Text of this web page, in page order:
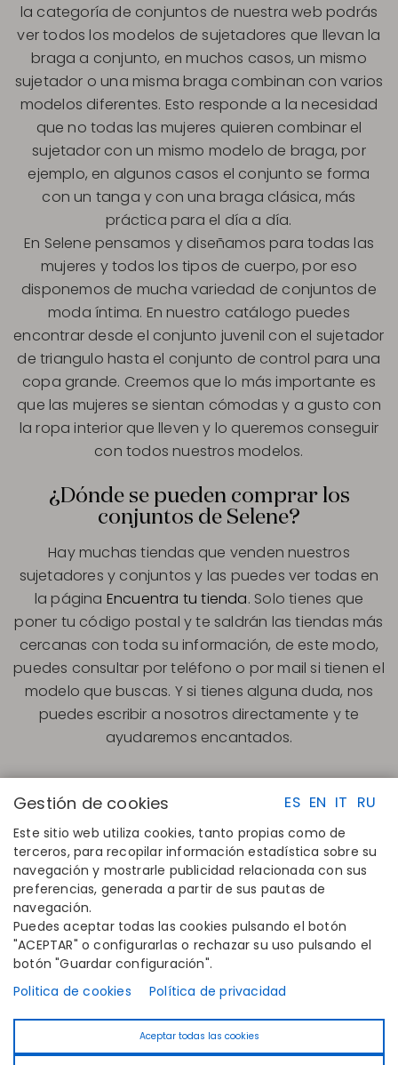
la categoría de conjuntos de nuestra web podrás
ver todos los modelos de sujetadores que llevan la
braga a conjunto, en muchos casos, un mismo
sujetador o una misma braga combinan con varios
modelos diferentes. Esto responde a la necesidad
que no todas las mujeres quieren combinar el
sujetador con un mismo modelo de braga, por
ejemplo, en algunos casos el conjunto se forma
con un tanga y con una braga clásica, más
práctica para el día a día.
En Selene pensamos y diseñamos para todas las
mujeres y todos los tipos de cuerpo, por eso
disponemos de mucha variedad de conjuntos de
moda íntima. En nuestro catálogo puedes
encontrar desde el conjunto juvenil con el sujetador
de triangulo hasta el conjunto de control para una
copa grande. Creemos que lo más importante es
que las mujeres se sientan cómodas y a gusto con
la ropa interior que lleven y lo queremos conseguir
con todos nuestros modelos.
¿Dónde se pueden comprar los
conjuntos de Selene?
Hay muchas tiendas que venden nuestros
sujetadores y conjuntos y las puedes ver todas en
la página Encuentra tu tienda. Solo tienes que
poner tu código postal y te saldrán las tiendas más
cercanas con toda su información, de este modo,
puedes consultar por teléfono o por mail si tienen el
modelo que buscas. Y si tienes alguna duda, nos
puedes escribir a nosotros directamente y te
ayudaremos encantados.
ES EN IT RU
Gestión de cookies
Este sitio web utiliza cookies, tanto propias como de
terceros, para recopilar información estadística sobre su
navegación y mostrarle publicidad relacionada con sus
preferencias, generada a partir de sus pautas de
navegación.
Puedes aceptar todas las cookies pulsando el botón
"ACEPTAR" o configurarlas o rechazar su uso pulsando el
botón "Guardar configuración".
Politica de cookies
Política de privacidad
Aceptar todas las cookies
ENLACES RAPIDOS
Calcula tu talla
Encuentra tu tienda
Únete al directorio
CONTACTO
Disintex 2021 SL
disintex@disintex.es
Conócenos
Blog
Facebook
Linkedin
Youtube
Pinterest